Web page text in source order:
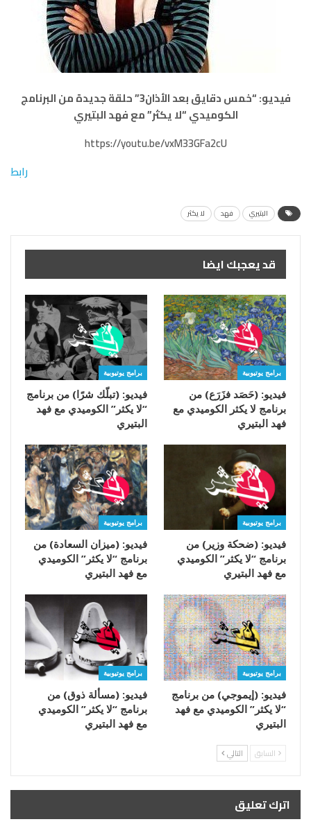
فيديو: “خمس دقايق بعد الأذان3” حلقة جديدة من البرنامج
الكوميدي “لا يكثر” مع فهد البتيري
https://youtu.be/vxM33GFa2cU
رابط
البتيري فهد لا يكثر
قد يعجبك ايضا
برامج يوتيوبية
فيديو: (حَصَد فزَرَع) من
برنامج لا يكثر الكوميدي مع
فهد البتيري
برامج يوتيوبية
فيديو: (تبلّك شرًا) من برنامج
“لا يكثر” الكوميدي مع فهد
البتيري
برامج يوتيوبية
فيديو: (ضحكة وزير) من
برنامج “لا يكثر” الكوميدي
مع فهد البتيري
برامج يوتيوبية
فيديو: (ميزان السعادة) من
برنامج “لا يكثر” الكوميدي
مع فهد البتيري
برامج يوتيوبية
فيديو: (إيموجي) من برنامج
“لا يكثر” الكوميدي مع فهد
البتيري
برامج يوتيوبية
فيديو: (مسألة ذوق) من
برنامج “لا يكثر” الكوميدي
مع فهد البتيري
السابق التالي
اترك تعليق